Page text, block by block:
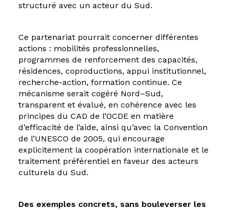
structuré avec un acteur du Sud.
Ce partenariat pourrait concerner différentes
actions : mobilités professionnelles,
programmes de renforcement des capacités,
résidences, coproductions, appui institutionnel,
recherche-action, formation continue. Ce
mécanisme serait cogéré Nord–Sud,
transparent et évalué, en cohérence avec les
principes du CAD de l’OCDE en matière
d’efficacité de l’aide, ainsi qu’avec la Convention
de l’UNESCO de 2005, qui encourage
explicitement la coopération internationale et le
traitement préférentiel en faveur des acteurs
culturels du Sud.
Des exemples concrets, sans bouleverser les